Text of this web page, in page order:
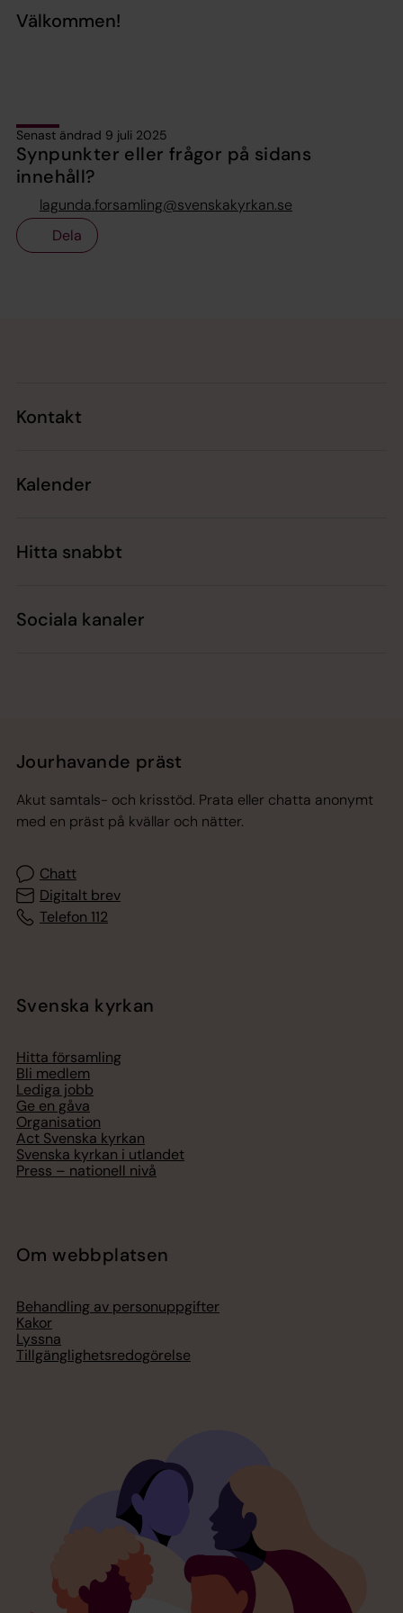
Välkommen!
Senast ändrad 9 juli 2025
Synpunkter eller frågor på sidans
innehåll?
lagunda.forsamling@svenskakyrkan.se
Dela
Kontakt
Kalender
Hitta snabbt
Sociala kanaler
Jourhavande präst
Akut samtals- och krisstöd. Prata eller chatta anonymt
med en präst på kvällar och nätter.
Chatt
Digitalt brev
Telefon 112
Svenska kyrkan
Hitta församling
Bli medlem
Lediga jobb
Ge en gåva
Organisation
Act Svenska kyrkan
Svenska kyrkan i utlandet
Press – nationell nivå
Om webbplatsen
Behandling av personuppgifter
Kakor
Lyssna
Tillgänglighetsredogörelse